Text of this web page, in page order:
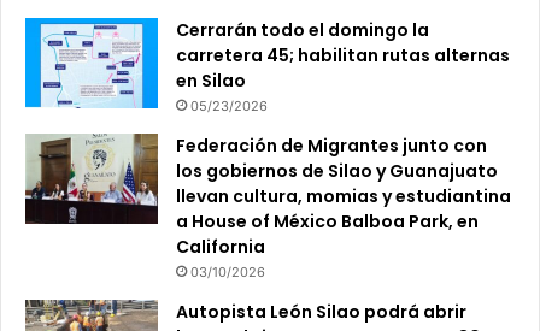
Cerrarán todo el domingo la
carretera 45; habilitan rutas alternas
en Silao
05/23/2026
Federación de Migrantes junto con
los gobiernos de Silao y Guanajuato
llevan cultura, momias y estudiantina
a House of México Balboa Park, en
California
03/10/2026
Autopista León Silao podrá abrir